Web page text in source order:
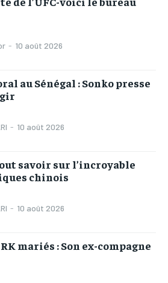
- 10 août 2026
au Sénégal : Sonko presse
- 10 août 2026
savoir sur l’incroyable
chinois
- 10 août 2026
mariés : Son ex-compagne